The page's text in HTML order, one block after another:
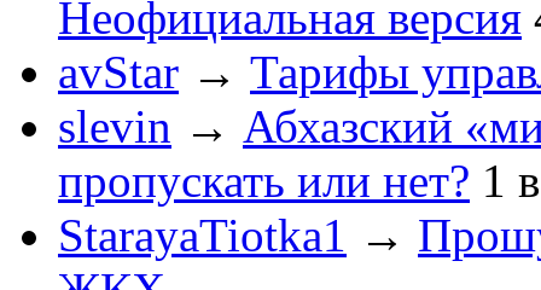
Неофициальная версия
avStar → Тарифы
slevin → Абхазский
пропускать или нет? 1
StarayaTiotka1 →